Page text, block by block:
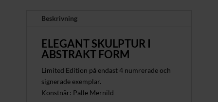
Beskrivning
ELEGANT SKULPTUR I
ABSTRAKT FORM
Limited Edition på endast 4 numrerade och
signerade exemplar.
Konstnär: Palle Mernild